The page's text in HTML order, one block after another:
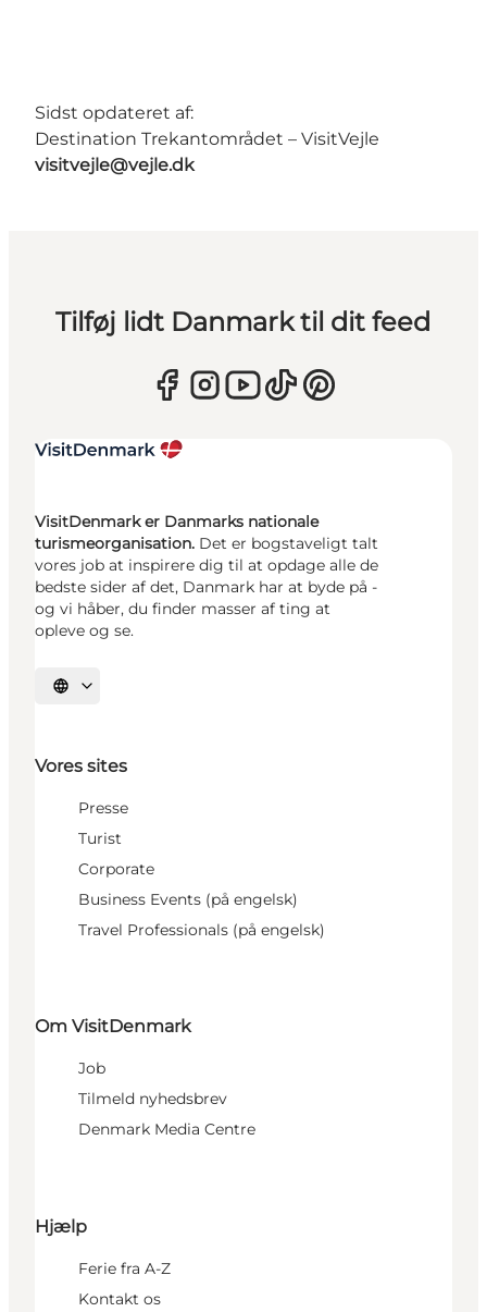
Sidst opdateret af:
Destination Trekantområdet – VisitVejle
visitvejle@vejle.dk
Tilføj lidt Danmark til dit feed
VisitDenmark er Danmarks nationale
turismeorganisation. Det er bogstaveligt talt
vores job at inspirere dig til at opdage alle de
bedste sider af det, Danmark har at byde på -
og vi håber, du finder masser af ting at
opleve og se.
Vælg sprog
Vores sites
Presse
Turist
Corporate
Business Events (på engelsk)
Travel Professionals (på engelsk)
Om VisitDenmark
Job
Tilmeld nyhedsbrev
Denmark Media Centre
Hjælp
Ferie fra A-Z
Kontakt os